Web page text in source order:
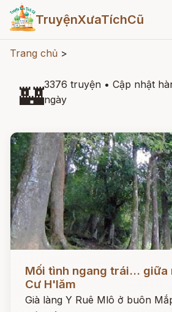
TruyệnXưaTíchCũ
Trang chủ >
🏰3376 truyện • Cập nhật
ngày
Đọc ngay
Mối tình ngang trái... giữa
Cư H'lăm
Già làng Y Ruê Mlô ở buôn